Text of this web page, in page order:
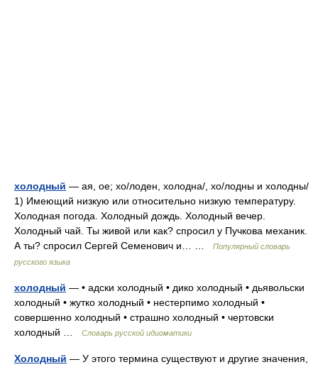
холодный — ая, ое; хо/лоден, холодна/, хо/лодны и холодны/
1) Имеющий низкую или относительно низкую температуру.
Холодная погода. Холодный дождь. Холодный вечер.
Холодный чай. Ты живой или как? спросил у Пучкова механик.
А ты? спросил Сергей Семенович и… …
Популярный словарь
русского языка
холодный — • адски холодный • дико холодный • дьявольски
холодный • жутко холодный • нестерпимо холодный •
совершенно холодный • страшно холодный • чертовски
холодный …
Словарь русской идиоматики
Холодный — У этого термина существуют и другие значения,